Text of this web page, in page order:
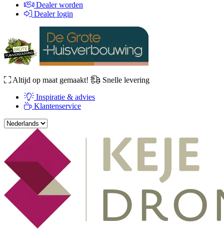
Dealer worden
Dealer login
Altijd op maat gemaakt!
Snelle levering
Inspiratie & advies
Klantenservice